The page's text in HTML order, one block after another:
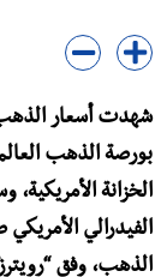
شهدت أسعار الذهب
بورصة الذهب
الخزانة
الفيدرالي
الذهب، وفق